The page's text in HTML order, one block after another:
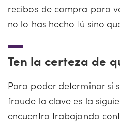
recibos de compra para
no lo has hecho tú sino
Ten la certeza de
Para poder determinar si
fraude la clave es la
encuentra trabajando